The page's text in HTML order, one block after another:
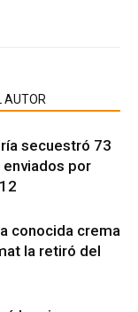
AUTOR
secuestró 73
por
conocida crema
la retiró del